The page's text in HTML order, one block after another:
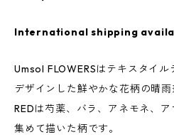
International shipping
Umsol FLOWERSはテキスタイ
デザインした鮮やかな花柄の晴雨
REDは芍薬、バラ、アネモネ、
集めて描いた柄です。